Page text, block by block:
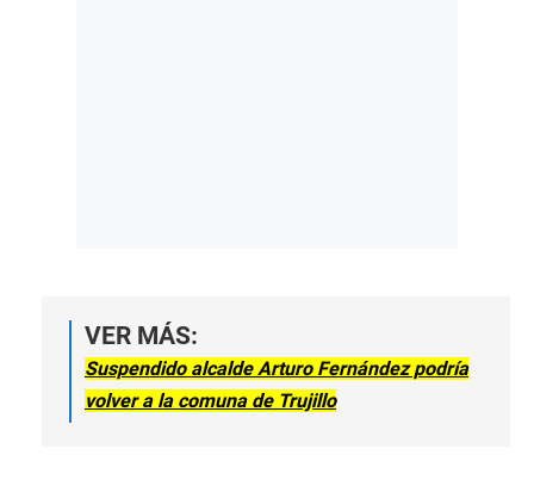
VER MÁS:
Suspendido alcalde Arturo Fernández podría
volver a la comuna de Trujillo